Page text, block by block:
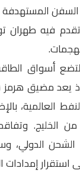
السفن
فيه طهران
أسواق
يعد مضيق هرمز
العالمية،
من الخليج.
الدولي،
استقرار